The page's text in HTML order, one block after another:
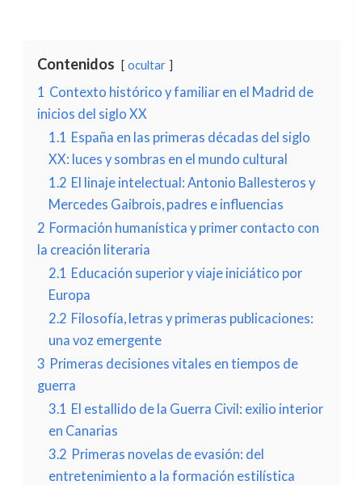
Contenidos ocultar
1 Contexto histórico y familiar en el Madrid de
inicios del siglo XX
1.1 España en las primeras décadas del siglo
XX: luces y sombras en el mundo cultural
1.2 El linaje intelectual: Antonio Ballesteros y
Mercedes Gaibrois, padres e influencias
2 Formación humanística y primer contacto con
la creación literaria
2.1 Educación superior y viaje iniciático por
Europa
2.2 Filosofía, letras y primeras publicaciones:
una voz emergente
3 Primeras decisiones vitales en tiempos de
guerra
3.1 El estallido de la Guerra Civil: exilio interior
en Canarias
3.2 Primeras novelas de evasión: del
entretenimiento a la formación estilística